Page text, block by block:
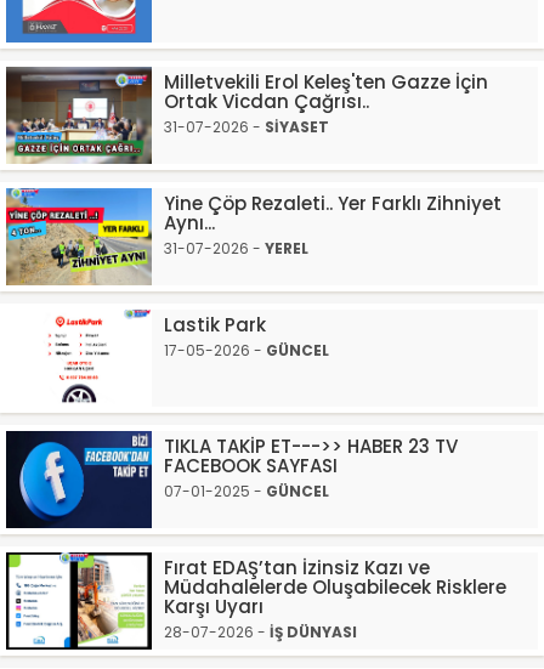
Milletvekili Erol Keleş'ten Gazze İçin
Ortak Vicdan Çağrısı..
31-07-2026 - SİYASET
Yine Çöp Rezaleti.. Yer Farklı Zihniyet
Aynı...
31-07-2026 - YEREL
Lastik Park
17-05-2026 - GÜNCEL
TIKLA TAKİP ET--->> HABER 23 TV
FACEBOOK SAYFASI
07-01-2025 - GÜNCEL
Fırat EDAŞ’tan İzinsiz Kazı ve
Müdahalelerde Oluşabilecek Risklere
Karşı Uyarı
28-07-2026 - İŞ DÜNYASI